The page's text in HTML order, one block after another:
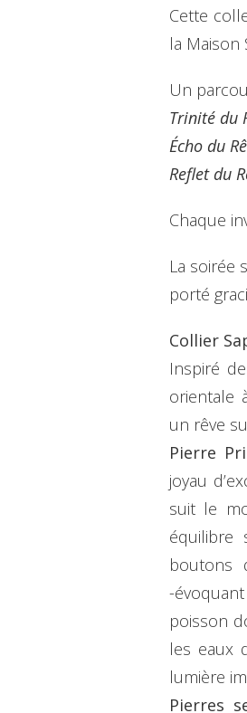
Cette
la Maison
Un
Trinité du
Écho du
Reflet du
Chaque
La soirée
porté
Collier
Inspiré
orientale
un rêve
Pierre
joyau
suit le
équilibre
boutons
-
poisson
les eaux
lumière
Pierres